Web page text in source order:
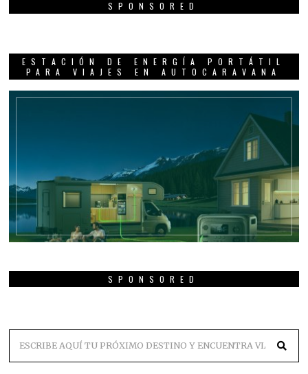
SPONSORED
ESTACIÓN DE ENERGÍA PORTÁTIL
PARA VIAJES EN AUTOCARAVANA
SPONSORED